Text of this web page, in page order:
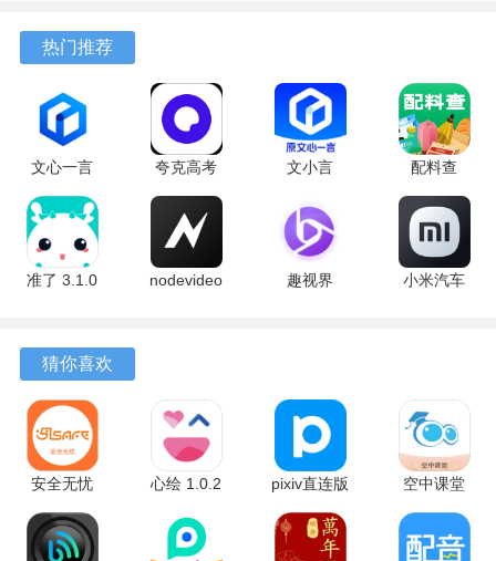
1.网络速度测试：实时测量上传速度、下载速度和网络延
迟，为用户提供详细的网络速度报告。
3.数据使用监控：显示实时的网络数据使用情况，帮助用户
了解各应用的数据使用量。
4.便捷界面：简洁明了的界面设计，让用户能够快速上手，
操作方便。
软件特色
10.13.27
最新版
17.9.56
热门推荐
文心一言
4.0
5.16.0.10
最新版
夸克高考
10.14.6.1121
最新版
文小言
安卓版
配料查
3.0.1 官方
版
准了 3.1.0
nodevideo
趣视界
小米汽车
猜你喜欢
安全无忧
22.6.3 安卓
版
心绘 1.0.2
pixiv直连版
6.192.0 安
卓版
空中课堂
9.84 安卓
版